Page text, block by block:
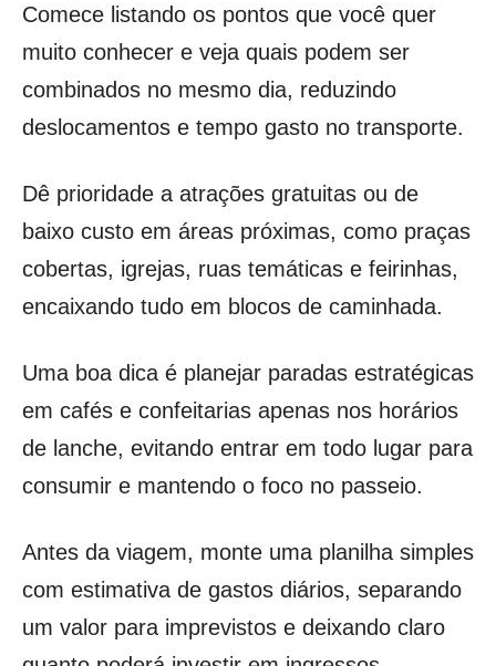
Comece listando os pontos que você quer
muito conhecer e veja quais podem ser
combinados no mesmo dia, reduzindo
deslocamentos e tempo gasto no transporte.
Dê prioridade a atrações gratuitas ou de
baixo custo em áreas próximas, como praças
cobertas, igrejas, ruas temáticas e feirinhas,
encaixando tudo em blocos de caminhada.
Uma boa dica é planejar paradas estratégicas
em cafés e confeitarias apenas nos horários
de lanche, evitando entrar em todo lugar para
consumir e mantendo o foco no passeio.
Antes da viagem, monte uma planilha simples
com estimativa de gastos diários, separando
um valor para imprevistos e deixando claro